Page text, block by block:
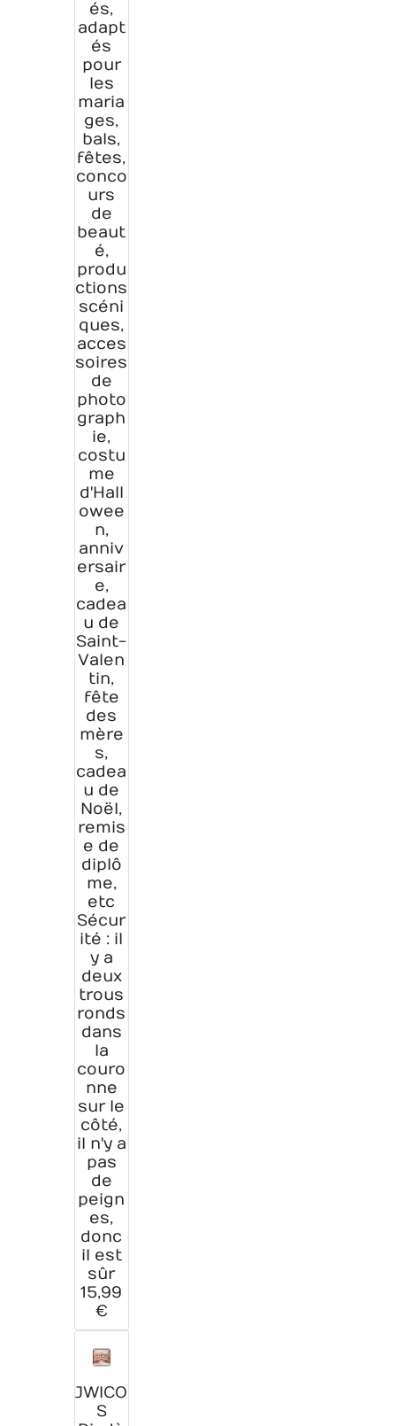
és,
adapt
és
pour
les
maria
ges,
bals,
fêtes,
conco
urs
de
beaut
é,
produ
ctions
scéni
ques,
acces
soires
de
photo
graph
ie,
costu
me
d'Hall
owee
n,
anniv
ersair
e,
cadea
u de
Saint-
Valen
tin,
fête
des
mère
s,
cadea
u de
Noël,
remis
e de
diplô
me,
etc
Sécur
ité : il
y a
deux
trous
ronds
dans
la
couro
nne
sur le
côté,
il n'y a
pas
de
peign
es,
donc
il est
sûr
15,99
€
JWICO
S